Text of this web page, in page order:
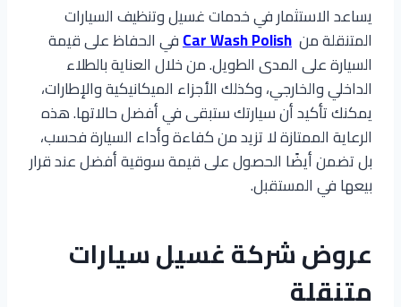
يساعد الاستثمار في خدمات غسيل وتنظيف السيارات
المتنقلة من Car Wash Polishفي الحفاظ على قيمة
السيارة على المدى الطويل. من خلال العناية بالطلاء
الداخلي والخارجي، وكذلك الأجزاء الميكانيكية والإطارات،
يمكنك تأكيد أن سيارتك ستبقى في أفضل حالاتها. هذه
الرعاية الممتازة لا تزيد من كفاءة وأداء السيارة فحسب،
بل تضمن أيضًا الحصول على قيمة سوقية أفضل عند قرار
بيعها في المستقبل.
عروض شركة غسيل سيارات
متنقلة